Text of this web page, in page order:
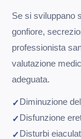
Se si sviluppano
gonfiore,
professionista
valutazione
adeguata.
Diminuzione
Disfunzione
Disturbi